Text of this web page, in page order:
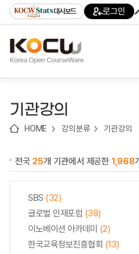
기
기
기
content)
가
대시보드 로그인
기관강의
HOME 강의분류 기관강의
전국 25개 기관에서 제공한 1,968
SBS (32)
글로벌 인재포럼 (38)
이노베이션 아카데미 (2)
한국교육정보진흥협회 (13)